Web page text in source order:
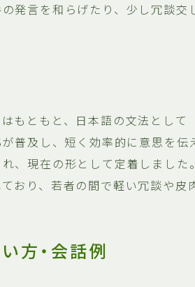
発言を和らげたり、少し冗談
はもともと、日本語の文法とし
が普及し、短く効率的に意思を
、現在の形として定着しまし
おり、若者の間で軽い冗談や
方・会話例